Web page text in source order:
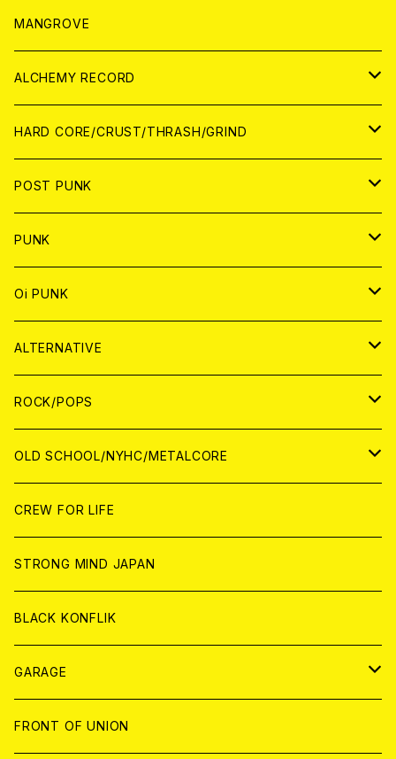
WORLD
アパレル
PATCH
アナログ
DIGITAL CONTENTS
MANGROVE
ALCHEMY RECORD
CD
ANALOG
HARD CORE/CRUST/THRASH/GRIND
JAPAN
CD
ANALOG
WORLD
CD
ANALOG
POST PUNK
CD
JAPAN
WORLD
ANALOG
JAPAN
WORLD
PUNK
JAPAN
CD
ANALOG
WORLD
CD
ANALOG
Oi PUNK
JAPAN
CD
ANALOG
WOLRD
CD
ANALOG
ALTERNATIVE
JAPAN
CD
ANALOG
WORLD
CD
ANALOG
ROCK/POPS
JAPAN
CD
ANALOG
WORLD
CD
ANALOG
OLD SCHOOL/NYHC/METALCORE
JAPAN
CD
ANALOG
WORLD
CD
ANALOG
CREW FOR LIFE
STRONG MIND JAPAN
BLACK KONFLIK
GARAGE
JAPAN
FRONT OF UNION